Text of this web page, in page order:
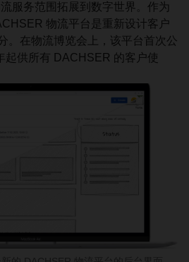
服务范围拓展到数字世界。作为
物流平台是重新设计客户
。在物流博览会上，该平台首次公
起供所有 DACHSER 的客户使